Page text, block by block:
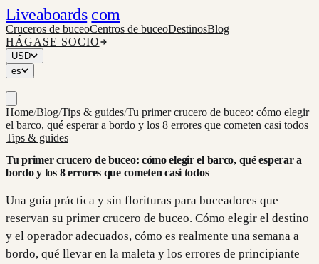
Liveaboards com
Cruceros de buceoCentros de buceoDestinosBlog
HÁGASE SOCIO
USD
es
Home/Blog/Tips & guides/Tu primer crucero de buceo: cómo elegir
el barco, qué esperar a bordo y los 8 errores que cometen casi todos
Tips & guides
Tu primer crucero de buceo: cómo elegir el barco, qué esperar a
bordo y los 8 errores que cometen casi todos
Una guía práctica y sin florituras para buceadores que
reservan su primer crucero de buceo. Cómo elegir el destino
y el operador adecuados, cómo es realmente una semana a
bordo, qué llevar en la maleta y los errores de principiante